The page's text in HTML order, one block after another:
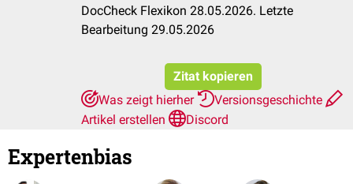
DocCheck Flexikon 28.05.2026. Letzte
Bearbeitung 29.05.2026
Zitat kopieren
Was zeigt hierher
Versionsgeschichte
Artikel erstellen
Discord
Expertenbias